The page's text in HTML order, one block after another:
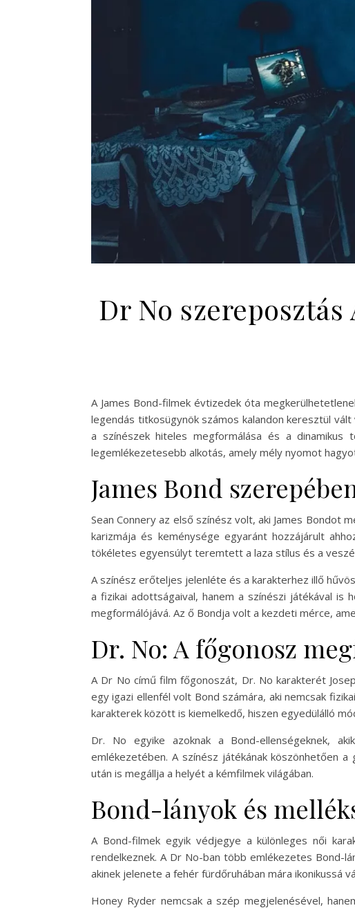
Dr No
A James Bond-filmek évtizedek óta
legendás titkosügynök számos kalandon keresztül
a színészek hiteles megformálása és a dinamikus
legemlékezetesebb alkotás, amely mély nyomot
James Bond
Sean Connery az első színész volt, aki James Bondot
karizmája és keménysége egyaránt hozzájárult
tökéletes egyensúlyt teremtett a laza stílus és a
A színész erőteljes jelenléte és a karakterhez illő
a fizikai adottságaival, hanem a színészi játékával
megformálójává. Az ő Bondja volt a kezdeti mérce,
Dr. No: A főgonosz
A Dr No című film főgonoszát, Dr. No karakterét
egy igazi ellenfél volt Bond számára, aki nemcsak
karakterek között is kiemelkedő, hiszen egyedülálló
Dr. No egyike azoknak a Bond-ellenségeknek,
emlékezetében. A színész játékának köszönhetően
után is megállja a helyét a kémfilmek világában.
Bond-lányok és
A Bond-filmek egyik védjegye a különleges női
rendelkeznek. A Dr No-ban több emlékezetes Bond-
akinek jelenete a fehér fürdőruhában mára ikonikussá
Honey Ryder nemcsak a szép megjelenésével,